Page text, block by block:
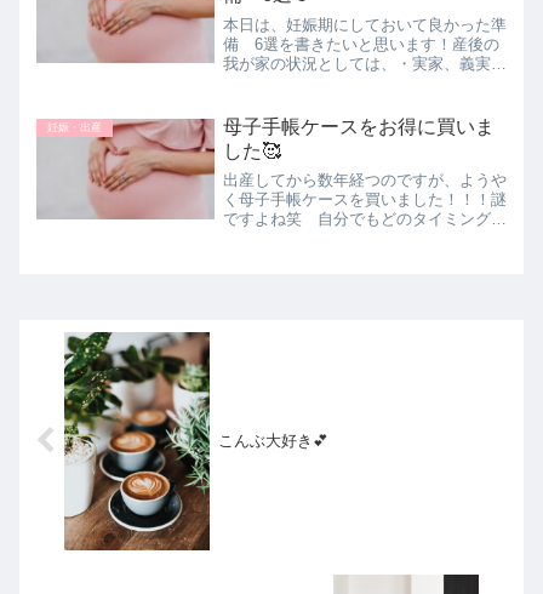
本日は、妊娠期にしておいて良かった準
備 6選を書きたいと思います！産後の
我が家の状況としては、・実家、義実家
り）・夫が1か月育休を取得・・・とい
うことで、初めての妊娠出産という大き
な節目を夫婦二人三脚で乗り切りまし
た！
妊娠・出産
母子手帳ケースをお得に買いま
した🥰
出産してから数年経つのですが、ようや
く母子手帳ケースを買いました！！！謎
ですよね笑 自分でもどのタイミング？
こんぶ大好き💕